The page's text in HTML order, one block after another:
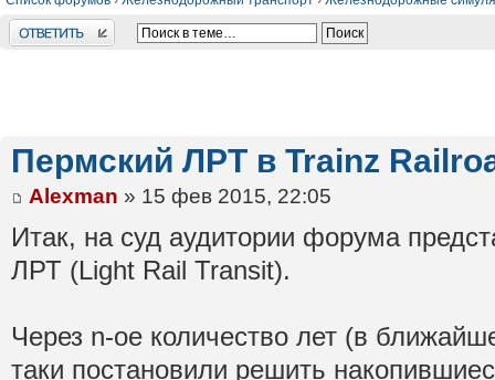
Ответить
Пермский ЛРТ в Trainz
Alexman » 15 фев 2015, 22:05
Итак, на суд аудитории форума
ЛРТ (Light Rail Transit).
Через n-ое количество лет (в
таки постановили решить